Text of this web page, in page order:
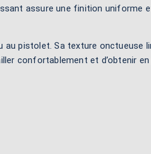
assure une finition uniforme
au pistolet. Sa texture
confortablement et d’obtenir